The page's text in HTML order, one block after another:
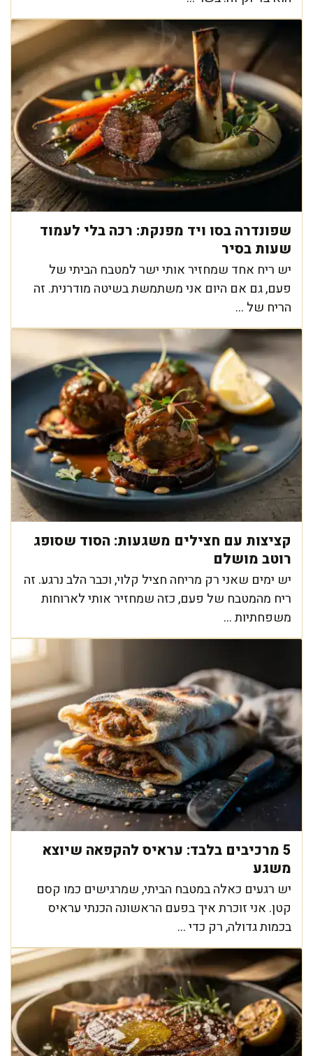
שפונדרה בסו ויד מפנקת: רכה בלי לעמוד
שעות בסיר
יש ריח אחד שמחזיר אותי ישר למטבח הביתי של
פעם, גם אם היום אני משתמשת בשיטה מודרנית. זה
הריח של ...
קציצות עם חצילים משגעות: הסוד שסופג
רוטב מושלם
יש ימים שאני רק מריחה חציל קלוי, וכבר הלב נרגע. זה
ריח מהמטבח של פעם, כזה שמחזיר אותי לארוחות
משפחתיות ...
5 מרכיבים בלבד: עראיס להקפאה שיוצא
משגע
יש רגעים כאלה במטבח הביתי, שמרגישים כמו קסם
קטן. אני זוכרת איך בפעם הראשונה הכנתי עראיס
בכמות גדולה, רק כדי ...